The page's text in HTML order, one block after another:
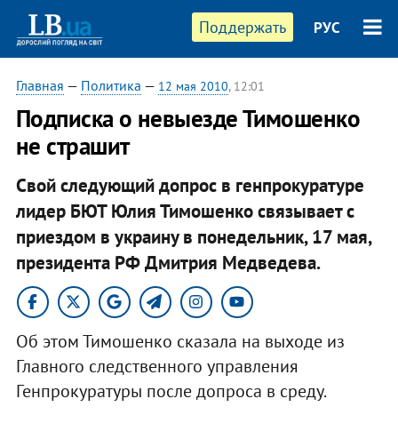
Поддержать РУС
Главная — Политика — 12 мая 2010, 12:01
Подписка о невыезде Тимошенко
не страшит
Свой следующий допрос в генпрокуратуре
лидер БЮТ Юлия Тимошенко связывает с
приездом в украину в понедельник, 17 мая,
президента РФ Дмитрия Медведева.
Об этом Тимошенко сказала на выходе из
Главного следственного управления
Генпрокуратуры после допроса в среду.